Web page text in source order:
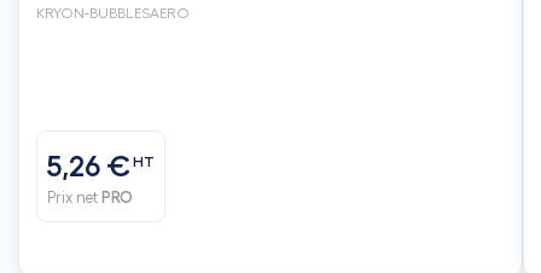
KRYON-BUBBLESAERO
5,26 € HT
Prix net PRO